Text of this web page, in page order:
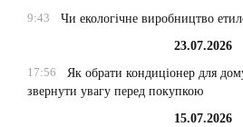
9:43
Чи екологічне виробництво
23.07.2026
17:56
Як обрати кондиціонер для
звернути увагу перед покупкою
15.07.2026